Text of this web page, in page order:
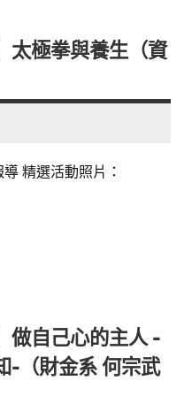
太極拳與養生（資
精選活動照片：
做自己心的主人 -
-（財金系 何宗武